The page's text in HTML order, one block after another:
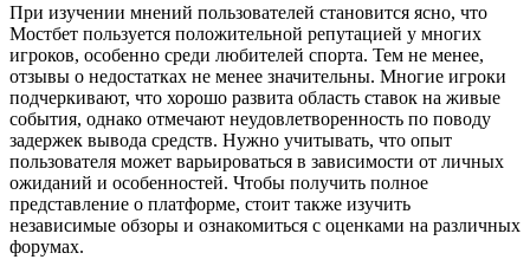
При изучении мнений пользователей становится ясно, что
Мостбет пользуется положительной репутацией у многих
игроков, особенно среди любителей спорта. Тем не менее,
отзывы о недостатках не менее значительны. Многие игроки
подчеркивают, что хорошо развита область ставок на живые
события, однако отмечают неудовлетворенность по поводу
задержек вывода средств. Нужно учитывать, что опыт
пользователя может варьироваться в зависимости от личных
ожиданий и особенностей. Чтобы получить полное
представление о платформе, стоит также изучить
независимые обзоры и ознакомиться с оценками на различных
форумах.